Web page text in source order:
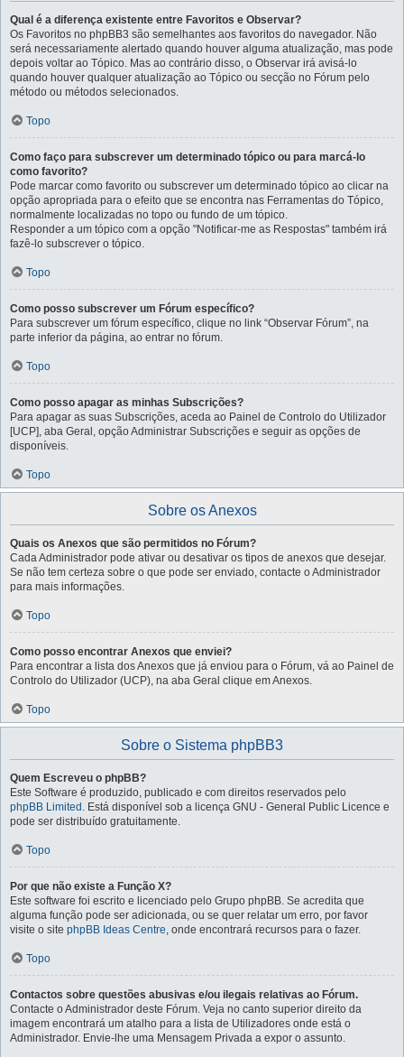
Qual é a diferença existente entre Favoritos e Observar?
Os Favoritos no phpBB3 são semelhantes aos favoritos do navegador. Não
será necessariamente alertado quando houver alguma atualização, mas pode
depois voltar ao Tópico. Mas ao contrário disso, o Observar irá avisá-lo
quando houver qualquer atualização ao Tópico ou secção no Fórum pelo
método ou métodos selecionados.
Topo
Como faço para subscrever um determinado tópico ou para marcá-lo
como favorito?
Pode marcar como favorito ou subscrever um determinado tópico ao clicar na
opção apropriada para o efeito que se encontra nas Ferramentas do Tópico,
normalmente localizadas no topo ou fundo de um tópico.
Responder a um tópico com a opção "Notificar-me as Respostas" também irá
fazê-lo subscrever o tópico.
Topo
Como posso subscrever um Fórum específico?
Para subscrever um fórum específico, clique no link “Observar Fórum”, na
parte inferior da página, ao entrar no fórum.
Topo
Como posso apagar as minhas Subscrições?
Para apagar as suas Subscrições, aceda ao Painel de Controlo do Utilizador
[UCP], aba Geral, opção Administrar Subscrições e seguir as opções de
disponíveis.
Topo
Sobre os Anexos
Quais os Anexos que são permitidos no Fórum?
Cada Administrador pode ativar ou desativar os tipos de anexos que desejar.
Se não tem certeza sobre o que pode ser enviado, contacte o Administrador
para mais informações.
Topo
Como posso encontrar Anexos que enviei?
Para encontrar a lista dos Anexos que já enviou para o Fórum, vá ao Painel de
Controlo do Utilizador (UCP), na aba Geral clique em Anexos.
Topo
Sobre o Sistema phpBB3
Quem Escreveu o phpBB?
Este Software é produzido, publicado e com direitos reservados pelo
phpBB Limited . Está disponível sob a licença GNU - General Public Licence e
pode ser distribuído gratuitamente.
Topo
Por que não existe a Função X?
Este software foi escrito e licenciado pelo Grupo phpBB. Se acredita que
alguma função pode ser adicionada, ou se quer relatar um erro, por favor
visite o site phpBB Ideas Centre, onde encontrará recursos para o fazer.
Topo
Contactos sobre questões abusivas e/ou ilegais relativas ao Fórum.
Contacte o Administrador deste Fórum. Veja no canto superior direito da
imagem encontrará um atalho para a lista de Utilizadores onde está o
Administrador. Envie-lhe uma Mensagem Privada a expor o assunto.